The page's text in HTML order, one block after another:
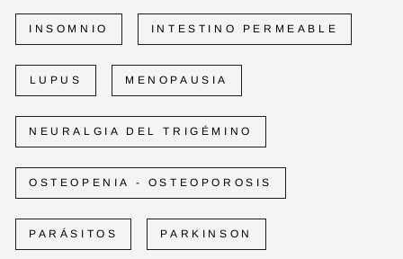
INSOMNIO INTESTINO PERMEABLE
LUPUS MENOPAUSIA
NEURALGIA DEL TRIGÉMINO
OSTEOPENIA - OSTEOPOROSIS
PARÁSITOS PARKINSON